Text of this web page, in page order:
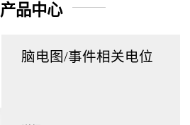
产品中心
脑电图/事件相关电位